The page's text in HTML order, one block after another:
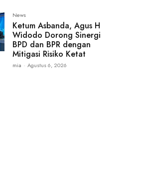
News
Ketum Asbanda, Agus H
Widodo Dorong Sinergi
BPD dan BPR dengan
Mitigasi Risiko Ketat
mia - Agustus 6, 2026